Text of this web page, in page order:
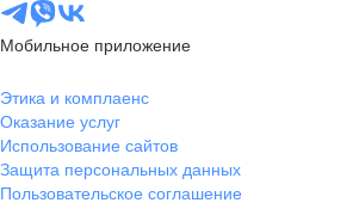
Мобильное приложение
Этика и комплаенс
Оказание услуг
Использование сайтов
Защита персональных данных
Пользовательское соглашение